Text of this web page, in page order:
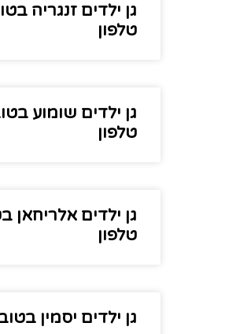
גן ילדים זנגריה
טלפון
גן ילדים שומוע
טלפון
גן ילדים אלריחאן
טלפון
גן ילדים יסמין